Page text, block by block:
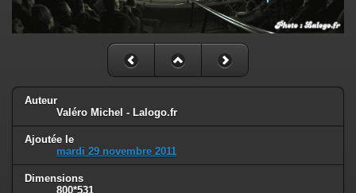
Auteur
Valéro Michel - Lalogo.fr
Ajoutée le
mardi 29 novembre 2011
Dimensions
800*531